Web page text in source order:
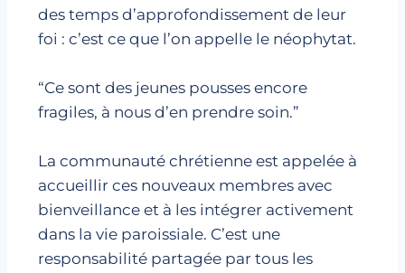
des temps d’approfondissement de leur
foi : c’est ce que l’on appelle le néophytat.
“Ce sont des jeunes pousses encore
fragiles, à nous d’en prendre soin.”
La communauté chrétienne est appelée à
accueillir ces nouveaux membres avec
bienveillance et à les intégrer activement
dans la vie paroissiale. C’est une
responsabilité partagée par tous les